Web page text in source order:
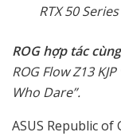
RTX 50
ROG hợp tác
ROG Flow Z13
Who Dare”.
ASUS Republic